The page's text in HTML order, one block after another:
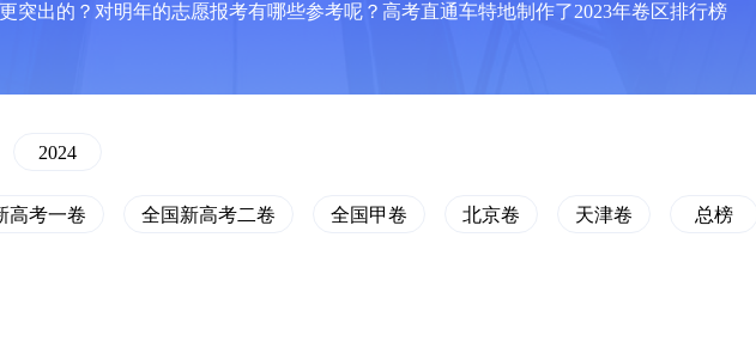
突出的？对明年的志愿报考有哪些参考呢？高考直通车特地制作了2023年卷区排行榜
2024
高考一卷 全国新高考二卷 全国甲卷 北京卷 天津卷 总榜